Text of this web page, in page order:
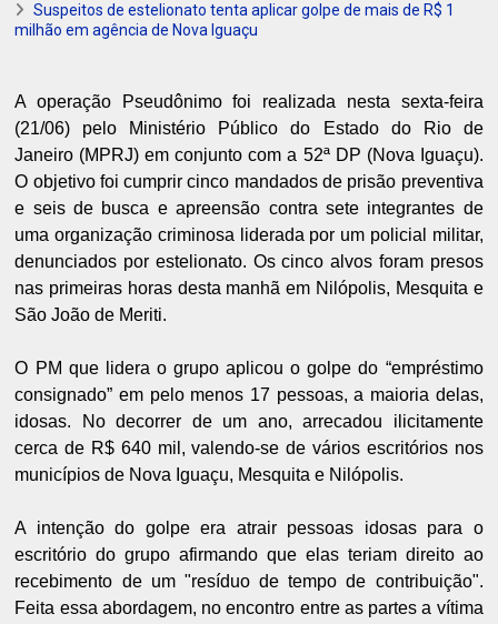
Suspeitos de estelionato tenta aplicar golpe de mais de R$ 1
milhão em agência de Nova Iguaçu
A operação Pseudônimo foi realizada nesta sexta-feira
(21/06) pelo Ministério Público do Estado do Rio de
Janeiro (MPRJ) em conjunto com a 52ª DP (Nova Iguaçu).
O objetivo foi cumprir cinco mandados de prisão preventiva
e seis de busca e apreensão contra sete integrantes de
uma organização criminosa liderada por um policial militar,
denunciados por estelionato. Os cinco alvos foram presos
nas primeiras horas desta manhã em Nilópolis, Mesquita e
São João de Meriti.
O PM que lidera o grupo aplicou o golpe do “empréstimo
consignado” em pelo menos 17 pessoas, a maioria delas,
idosas. No decorrer de um ano, arrecadou ilicitamente
cerca de R$ 640 mil, valendo-se de vários escritórios nos
municípios de Nova Iguaçu, Mesquita e Nilópolis.
A intenção do golpe era atrair pessoas idosas para o
escritório do grupo afirmando que elas teriam direito ao
recebimento de um "resíduo de tempo de contribuição".
Feita essa abordagem, no encontro entre as partes a vítima